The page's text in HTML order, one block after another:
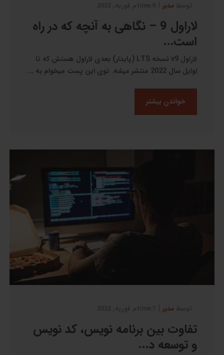
مدیر|
لاراول 9 – نگاهی به آنچه که در راه
است...
لاراول v9 نسخه LTS (پایدار) بعدی لاراول هستش که تا
اوایل سال 2022 منتشر میشه. توی این پست میخوام به ...
خواندن بیشتر
مدیر
تفاوت بین برنامه نویس، کد نویس
و توسعه د...